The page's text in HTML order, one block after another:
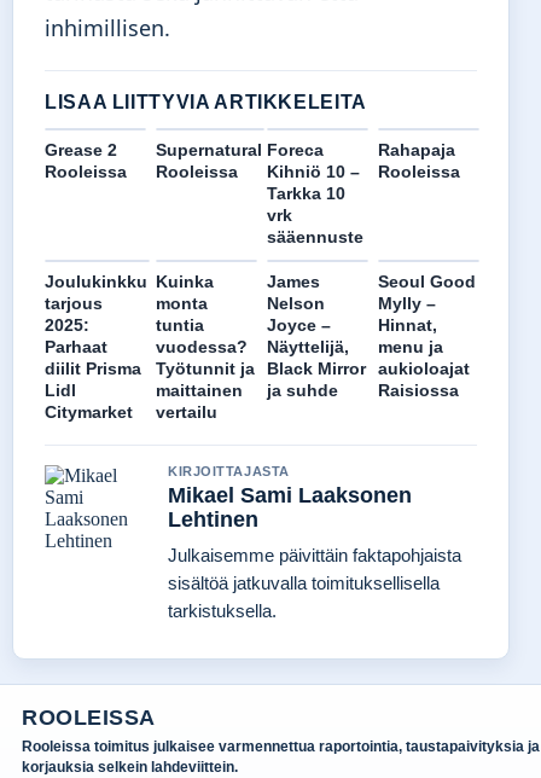
inhimillisen.
LISAA LIITTYVIA ARTIKKELEITA
Grease 2
Rooleissa
Supernatural
Rooleissa
Foreca
Kihniö 10 –
Tarkka 10
vrk
sääennuste
Rahapaja
Rooleissa
Joulukinkku
tarjous
2025:
Parhaat
diilit Prisma
Lidl
Citymarket
Kuinka
monta
tuntia
vuodessa?
Työtunnit ja
maittainen
vertailu
James
Nelson
Joyce –
Näyttelijä,
Black Mirror
ja suhde
Seoul Good
Mylly –
Hinnat,
menu ja
aukioloajat
Raisiossa
KIRJOITTAJASTA
Mikael Sami Laaksonen
Lehtinen
Julkaisemme päivittäin faktapohjaista
sisältöä jatkuvalla toimituksellisella
tarkistuksella.
ROOLEISSA
Rooleissa toimitus julkaisee varmennettua raportointia, taustapaivityksia ja
korjauksia selkein lahdeviittein.